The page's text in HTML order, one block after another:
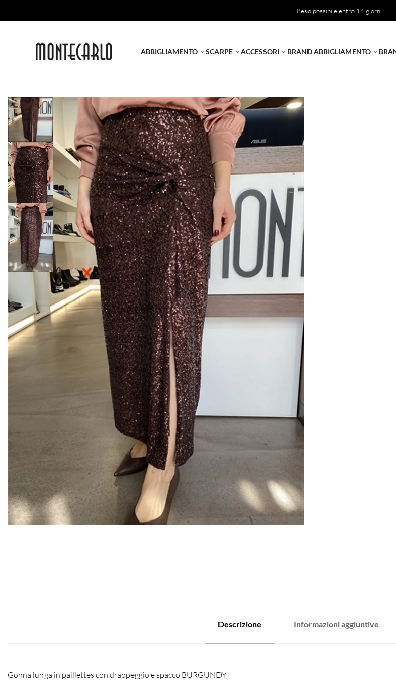
Reso possibile entro 14 giorni.
ABBIGLIAMENTO SCARPE ACCESSORI BRAND ABBIGLIAMENTO
Descrizione Informazioni aggiuntive
Gonna lunga in paillettes con drappeggio e spacco BURGUNDY